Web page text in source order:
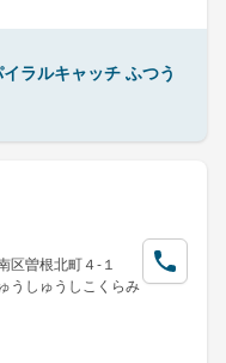
ラルキャッチ ふつう
区曽根北町４-１
うしゅうしこくらみ